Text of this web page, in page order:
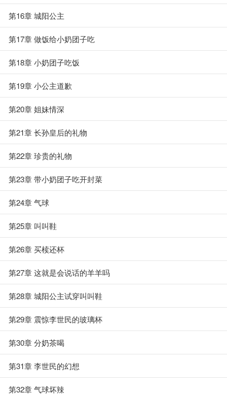
第16章 城阳公主
第17章 做饭给小奶团子吃
第18章 小奶团子吃饭
第19章 小公主道歉
第20章 姐妹情深
第21章 长孙皇后的礼物
第22章 珍贵的礼物
第23章 带小奶团子吃开封菜
第24章 气球
第25章 叫叫鞋
第26章 买椟还杯
第27章 这就是会说话的羊羊吗
第28章 城阳公主试穿叫叫鞋
第29章 震惊李世民的玻璃杯
第30章 分奶茶喝
第31章 李世民的幻想
第32章 气球坏辣